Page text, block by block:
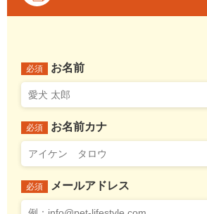
必須 お名前
必須 お名前カナ
必須 メールアドレス